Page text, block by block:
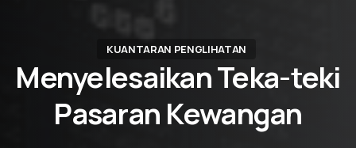
KUANTARAN PENGLIHATAN
Menyelesaikan Teka-teki
Pasaran Kewangan